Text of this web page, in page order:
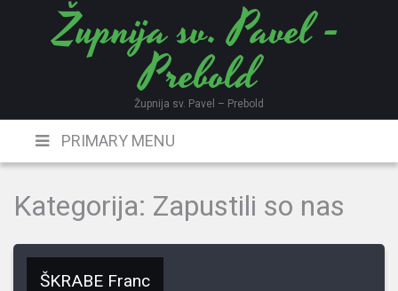
Župnija sv. Pavel -
Prebold
Župnija sv. Pavel – Prebold
PRIMARY MENU
Kategorija: Zapustili so nas
ŠKRABE Franc